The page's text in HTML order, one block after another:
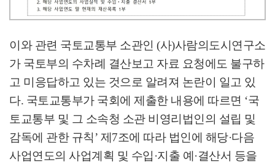
이와 관련 국토교통부 소관인 (사)사람의도시연구소
가 국토부의 수차례 결산보고 자료 요청에도 불구하
고 미응답하고 있는 것으로 알려져 논란이 일고 있
다. 국토교통부가 국회에 제출한 내용에 따르면 ‘국
토교통부 및 그 소속청 소관 비영리법인의 설립 및
감독에 관한 규칙’ 제 7조에 따라 법인에 해당·다음
사업연도의 사업계획 및 수입 ·지출 예 ·결산서 등을